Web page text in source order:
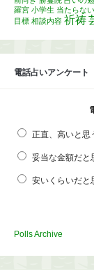
羅宮 小学生 当たらない
目標 相談内容 祈祷
電話占いアンケート
正直、高いと思
妥当な金額だと
安いくらいだと
Polls Archive